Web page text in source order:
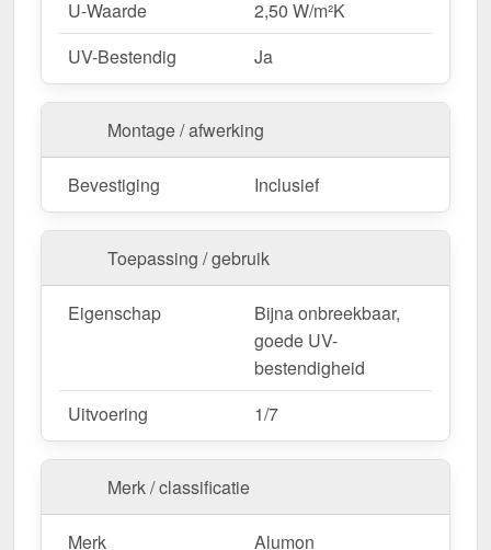
U-Waarde
2,50 W/m²K
UV-Bestendig
Ja
Montage / afwerking
Bevestiging Inclusief
Toepassing / gebruik
Eigenschap
Bijna onbreekbaar,
goede UV-
bestendigheid
Uitvoering
1/7
Merk / classificatie
Merk Alumon